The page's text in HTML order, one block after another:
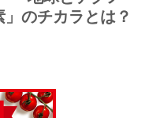
のチカラとは？